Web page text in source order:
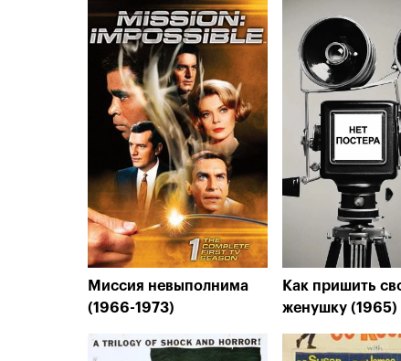
Миссия невыполнима
(1966-1973)
Как пришить
женушку (1965)